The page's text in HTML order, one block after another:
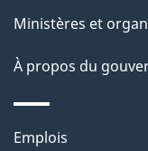
g
e
t
o
n
s
Ministères et
À propos du
Thèmes
Emplois